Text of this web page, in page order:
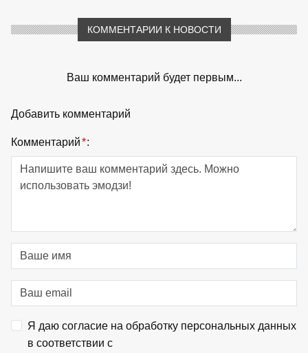
КОММЕНТАРИИ К НОВОСТИ
Ваш комментарий будет первым...
Добавить комментарий
Комментарий*:
Я даю согласие на обработку персональных данных
в соответствии с